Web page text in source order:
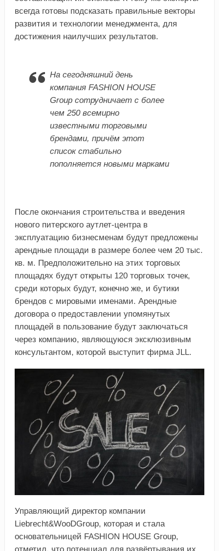
всегда готовы подсказать правильные векторы
развития и технологии менеджмента, для
достижения наилучших результатов.
На сегодняшний день
компания FASHION HOUSE
Group сотрудничает с более
чем 250 всемирно
известными торговыми
брендами, причём этот
список стабильно
пополняется новыми марками
После окончания строительства и введения
нового питерского аутлет-центра в
эксплуатацию бизнесменам будут предложены
арендные площади в размере более чем 20 тыс.
кв. м. Предположительно на этих торговых
площадях будут открыты 120 торговых точек,
среди которых будут, конечно же, и бутики
брендов с мировыми именами. Арендные
договора о предоставлении упомянутых
площадей в пользование будут заключаться
через компанию, являющуюся эксклюзивным
консультантом, которой выступит фирма JLL.
Управляющий директор компании
Liebrecht&WooDGroup, которая и стала
основательницей FASHION HOUSE Group,